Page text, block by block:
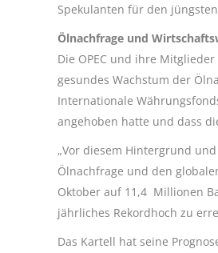
Spekulanten für den
Ölnachfrage und
Die OPEC und ihre
gesundes Wachstum der
Internationale
angehoben hatte und dass
„Vor diesem Hintergrund
Ölnachfrage und den
Oktober auf 11,4 Millionen
jährliches Rekordhoch zu
Das Kartell hat seine